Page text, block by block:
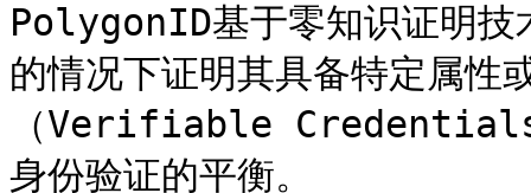
PolygonID基于零知识证明技
的情况下证明其具备特定属性
（Verifiable Credentials
身份验证的平衡。